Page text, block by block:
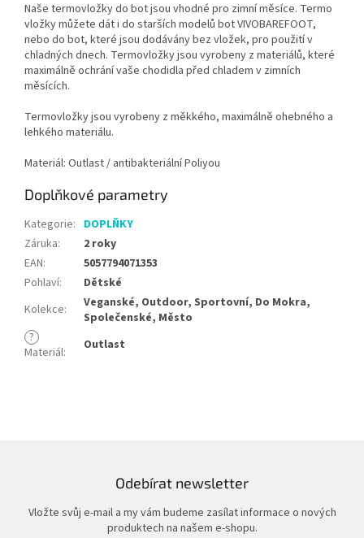
Naše termovložky do bot jsou vhodné pro zimní měsíce. Termo
vložky můžete dát i do starších modelů bot VIVOBAREFOOT,
nebo do bot, které jsou dodávány bez vložek, pro použití v
chladných dnech. Termovložky jsou vyrobeny z materiálů, které
maximálně ochrání vaše chodidla před chladem v zimních
měsících.
Termovložky jsou vyrobeny z měkkého, maximálně ohebného a
lehkého materiálu.
Materiál: Outlast / antibakteriální Poliyou
Doplňkové parametry
Kategorie: DOPLŇKY
Záruka:
2 roky
EAN:
5057794071353
Pohlaví:
Dětské
Kolekce:
Veganské, Outdoor, Sportovní, Do Mokra,
Společenské, Město
?
Materiál: Outlast
Odebírat newsletter
Vložte svůj e-mail a my vám budeme zasílat informace o nových
produktech na našem e-shopu.